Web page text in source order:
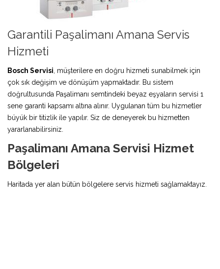
Garantili Paşalimanı Amana Servis
Hizmeti
Bosch Servisi , müşterilere en doğru hizmeti sunabilmek için
çok sık değişim ve dönüşüm yapmaktadır. Bu sistem
doğrultusunda Paşalimanı semtindeki beyaz eşyaların servisi 1
sene garanti kapsamı altına alınır. Uygulanan tüm bu hizmetler
büyük bir titizlik ile yapılır. Siz de deneyerek bu hizmetten
yararlanabilirsiniz.
Paşalimanı Amana Servisi Hizmet
Bölgeleri
Haritada yer alan bütün bölgelere servis hizmeti sağlamaktayız.